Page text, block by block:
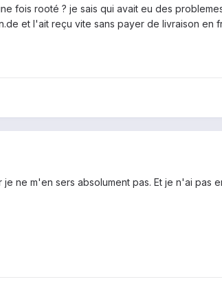
fois rooté ? je sais qui avait eu des
et l'ait reçu vite sans payer de livraison en
ne m'en sers absolument pas. Et je n'ai pas